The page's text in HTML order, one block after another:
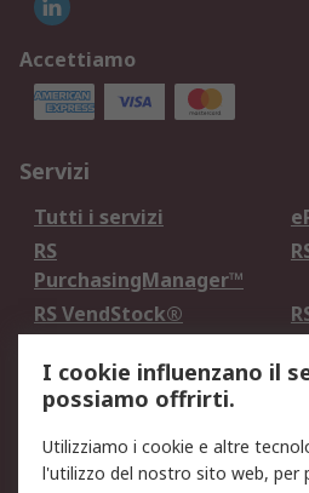
Accettiamo
Servizi
Tutti i servizi
RS
PurchasingManager™
RS VendStock®
Legale
Informativa Cookie
I cookie influenzano il
possiamo offrirti.
Utilizziamo i cookie e altre
l'utilizzo del nostro sito web, per